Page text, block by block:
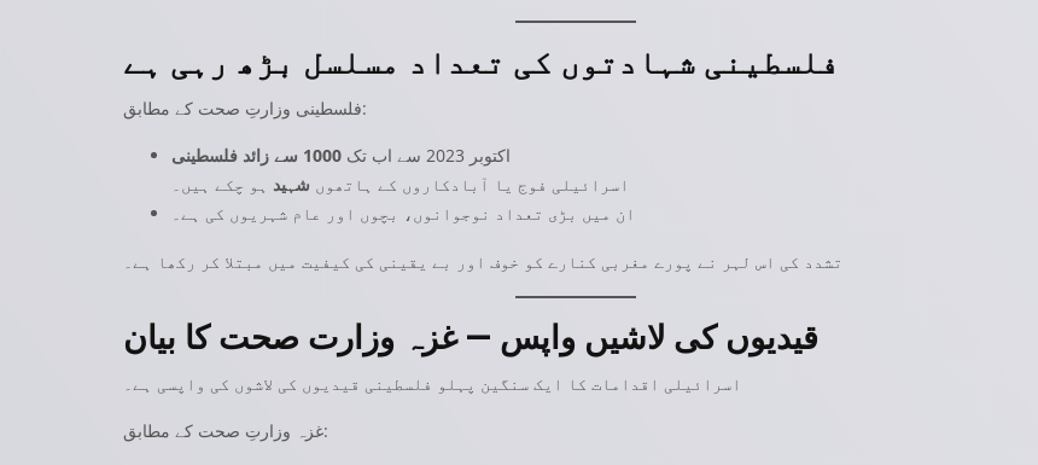
فلسطینی شہادتوں کی تعداد مسلسل بڑھ رہی ہے
فلسطینی وزارتِ صحت کے مطابق:
اکتوبر 2023 سے اب تک
1000 سے زائد فلسطینی
اسرائیلی فوج یا آبادکاروں کے ہاتھوں شہید ہو چکے ہیں۔
ان میں بڑی تعداد نوجوانوں، بچوں اور عام شہریوں کی ہے۔
تشدد کی اس لہر نے پورے مغربی کنارے کو خوف اور بے یقینی کی کیفیت میں مبتلا کر رکھا ہے۔
قیدیوں کی لاشیں واپس — غزہ وزارت صحت کا بیان
اسرائیلی اقدامات کا ایک سنگین پہلو فلسطینی قیدیوں کی لاشوں کی واپسی ہے۔
غزہ وزارتِ صحت کے مطابق: